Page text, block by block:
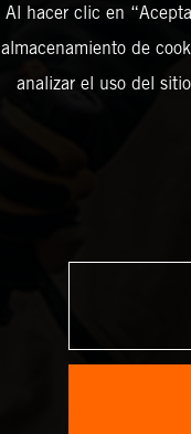
Al hacer clic en
almacenamiento de
analizar el uso del